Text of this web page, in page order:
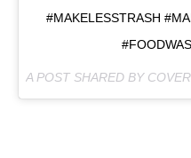
#MAKELESSTRASH